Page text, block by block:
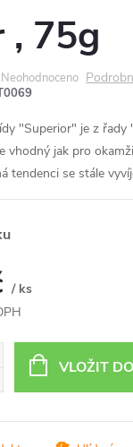
, 75g
Neohodnoceno
"Superior" je z
vhodný jak pro
tendenci se stále
/ ks
VLOŽIT